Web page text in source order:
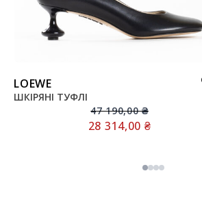
LOEWE
ШКІРЯНІ ТУФЛІ
47 190,00₴
28 314,00 ₴